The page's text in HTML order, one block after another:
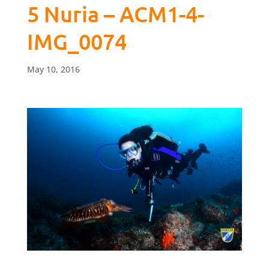
5 Nuria – ACM1-4-
IMG_0074
May 10, 2016